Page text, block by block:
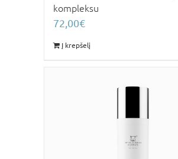
kompleksu
72,00€
Į krepšelį